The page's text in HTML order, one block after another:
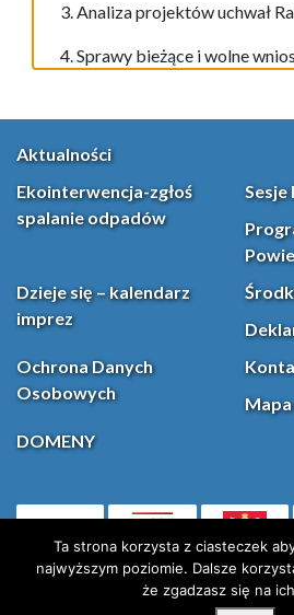
Analiza projektów uchwał
Sprawy bieżące i wolne
Aktualności
Ekointerwencja-zgłoś
spalanie odpadów
Sesje
Dzieje się – kalendarz
imprez
Ochrona Danych
Osobowych
DOMENY
(otwiera się w
Ta strona korzysta z ciasteczek
najwyższym poziomie. Dalsze
że zgadzasz się na